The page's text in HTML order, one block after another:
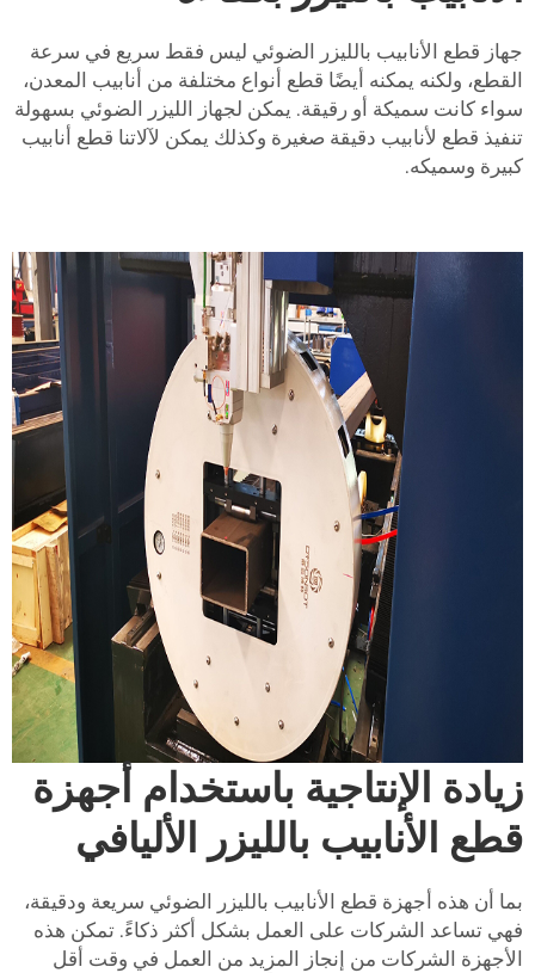
جهاز قطع الأنابيب بالليزر الضوئي ليس فقط سريع في سرعة
القطع، ولكنه يمكنه أيضًا قطع أنواع مختلفة من أنابيب المعدن،
سواء كانت سميكة أو رقيقة. يمكن لجهاز الليزر الضوئي بسهولة
تنفيذ قطع لأنابيب دقيقة صغيرة وكذلك يمكن لآلاتنا قطع أنابيب
كبيرة وسميكه.
زيادة الإنتاجية باستخدام أجهزة
قطع الأنابيب بالليزر الأليافي
بما أن هذه أجهزة قطع الأنابيب بالليزر الضوئي سريعة ودقيقة،
فهي تساعد الشركات على العمل بشكل أكثر ذكاءً. تمكن هذه
الأجهزة الشركات من إنجاز المزيد من العمل في وقت أقل